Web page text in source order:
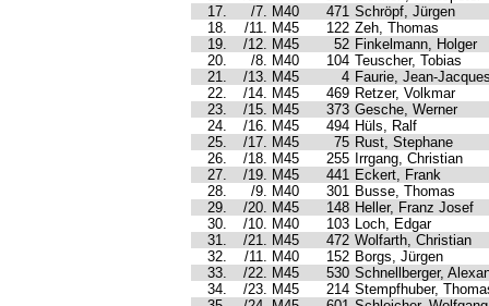
17.
/7. M40 471 Schröpf, Jürgen
18.
/11. M45 122 Zeh, Thomas
19.
/12. M45 52 Finkelmann, Holger
20.
/8. M40 104 Teuscher, Tobias
21.
/13. M45 4 Faurie, Jean-
22.
/14. M45 469 Retzer, Volkmar
23.
/15. M45 373 Gesche, Werner
24.
/16. M45 494 Hüls, Ralf
25.
/17. M45 75 Rust, Stephane
26.
/18. M45 255 Irrgang, Christian
27.
/19. M45 441 Eckert, Frank
28.
/9. M40 301 Busse, Thomas
29.
/20. M45 148 Heller, Franz Josef
30.
/10. M40 103 Loch, Edgar
31.
/21. M45 472 Wolfarth, Christian
32.
/11. M40 152 Borgs, Jürgen
33.
/22. M45 530 Schnellberger,
34.
/23. M45 214 Stempfhuber,